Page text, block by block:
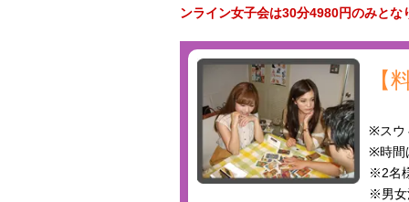
ンライン女子会は30分4980円のみとな
【
※スウ
※時間
※2名
※男女